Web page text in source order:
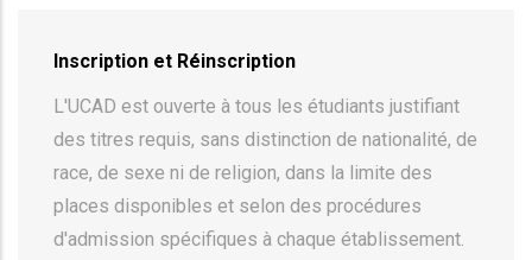
Inscription et Réinscription
L'UCAD est ouverte à tous les étudiants justifiant
des titres requis, sans distinction de nationalité, de
race, de sexe ni de religion, dans la limite des
places disponibles et selon des procédures
d'admission spécifiques à chaque établissement.